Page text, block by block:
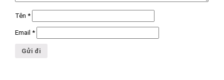
Tên *
Email *